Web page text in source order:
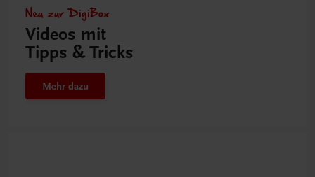
Neu zur DigiBox
Videos mit
Tipps & Tricks
Mehr dazu